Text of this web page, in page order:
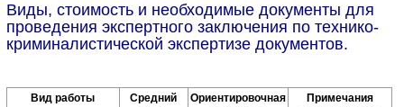
Виды, стоимость и необходимые документы для
проведения экспертного заключения по технико-
криминалистической экспертизе документов.
Вид работы
Средний
Ориентировочная
Примечания